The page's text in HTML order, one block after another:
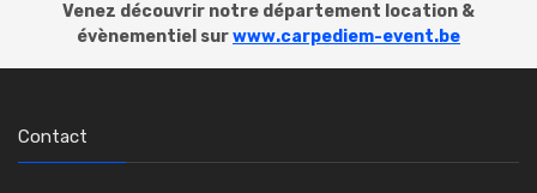
Venez découvrir notre département location &
évènementiel surwww.carpediem-event.be
Contact